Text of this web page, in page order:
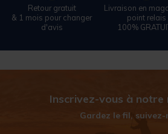
Retour gratuit
& 1 mois pour changer
d'avis
Livraison en
point relais
100%
Inscrivez-vous à
Gardez le fil, suivez-